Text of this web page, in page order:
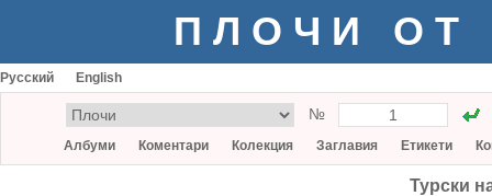
ПЛОЧИ ОТ
Русский English
№
Албуми Коментари Колекция Заглавия Етикети
Турски